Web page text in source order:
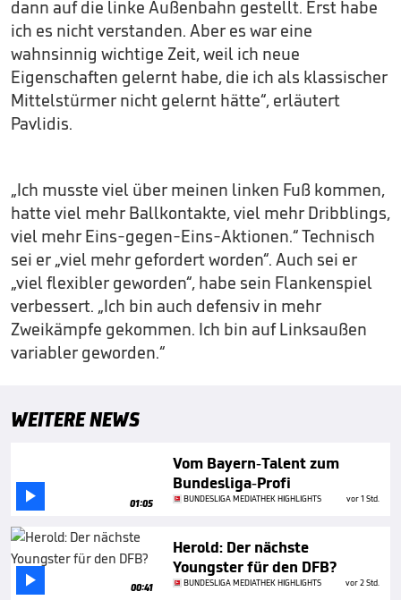
dann auf die linke Außenbahn gestellt. Erst habe
ich es nicht verstanden. Aber es war eine
wahnsinnig wichtige Zeit, weil ich neue
Eigenschaften gelernt habe, die ich als klassischer
Mittelstürmer nicht gelernt hätte“, erläutert
Pavlidis.
„Ich musste viel über meinen linken Fuß kommen,
hatte viel mehr Ballkontakte, viel mehr Dribblings,
viel mehr Eins-gegen-Eins-Aktionen.“ Technisch
sei er „viel mehr gefordert worden“. Auch sei er
„viel flexibler geworden“, habe sein Flankenspiel
verbessert. „Ich bin auch defensiv in mehr
Zweikämpfe gekommen. Ich bin auf Linksaußen
variabler geworden.“
WEITERE NEWS
 01:05
Vom Bayern-Talent zum
Bundesliga-Profi
BUNDESLIGA MEDIATHEK HIGHLIGHTS vor 1 Std.
 00:41
Herold: Der nächste
Youngster für den DFB?
BUNDESLIGA MEDIATHEK HIGHLIGHTS vor 2 Std.